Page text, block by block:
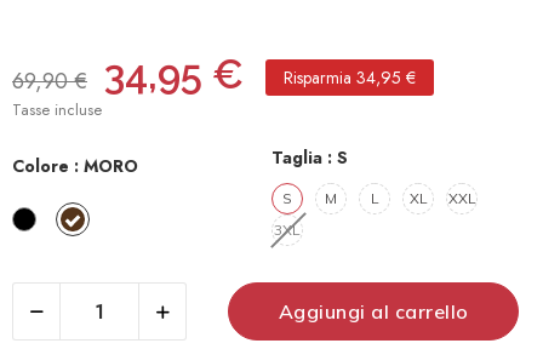
69,90 € 34,95 € Risparmia 34,95 €
Tasse incluse
Colore : MORO
NEROMORO
Taglia : S
S M L XL
XXL
3XL​
Aggiungi al carrello